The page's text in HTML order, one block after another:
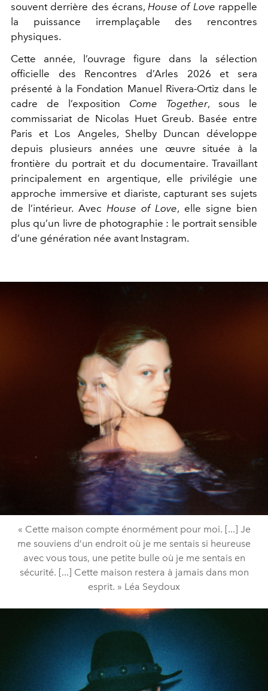
souvent derrière des écrans,House of Love rappelle
la puissance irremplaçable des rencontres
physiques.
Cette année, l’ouvrage figure dans la sélection
officielle des Rencontres d’Arles 2026 et sera
présenté à la Fondation Manuel Rivera-Ortiz dans le
cadre de l’exposition Come Together, sous le
commissariat de Nicolas Huet Greub. Basée entre
Paris et Los Angeles, Shelby Duncan développe
depuis plusieurs années une œuvre située à la
frontière du portrait et du documentaire. Travaillant
principalement en argentique, elle privilégie une
approche immersive et diariste, capturant ses sujets
de l’intérieur. Avec House of Love, elle signe bien
plus qu’un livre de photographie : le portrait sensible
d’une génération née avant Instagram.
« Cette maison compte énormément pour moi. [...] Je
me souviens d’un endroit où je me sentais si heureuse
avec vous tous, une petite bulle où je me sentais en
sécurité. [...] Cette maison restera à jamais dans mon
esprit. » Léa Seydoux